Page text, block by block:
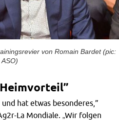
von Romain Bardet (pic:
ASO)
hat etwas besonderes,”
La Mondiale. „Wir folgen